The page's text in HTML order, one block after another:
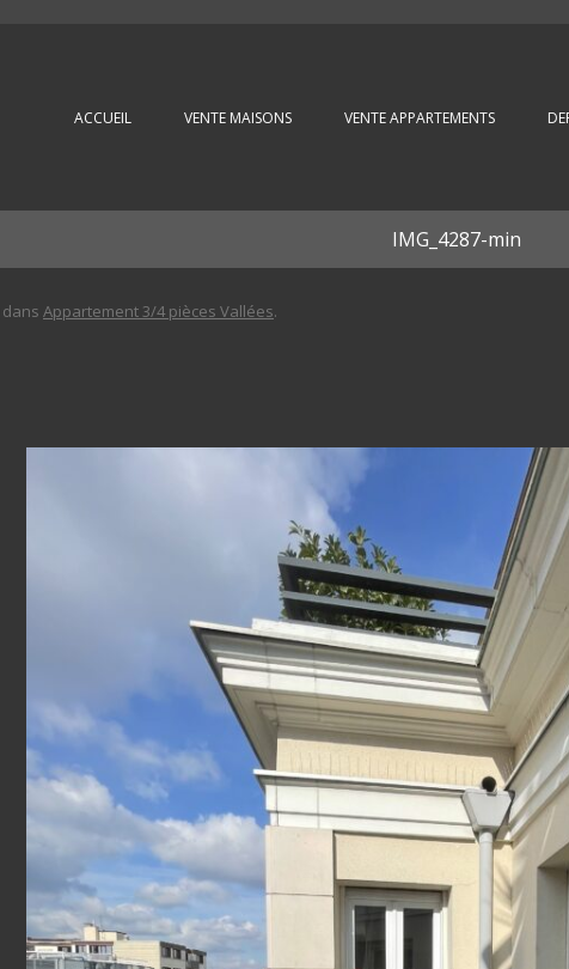
ACCUEIL VENTE MAISONS VENTE APPARTEMENTS
IMG_4287-min
dans Appartement 3/4 pièces Vallées.